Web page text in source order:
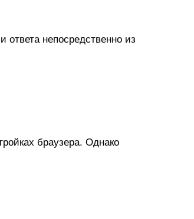
непосредственно из
браузера. Однако